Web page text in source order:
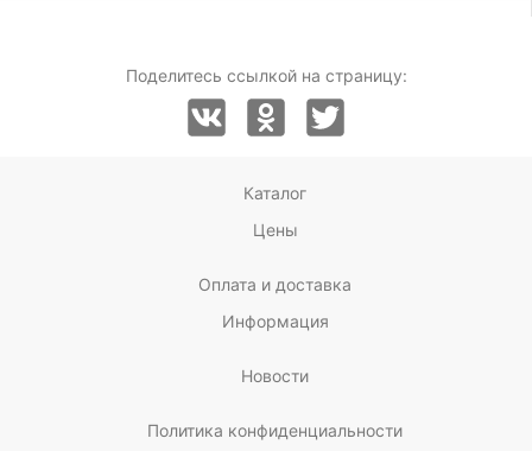
Поделитесь ссылкой на страницу:
Каталог
Цены
Оплата и доставка
Информация
Новости
Политика конфиденциальности